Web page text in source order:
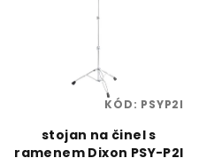
stojan na činel s
ramenem Dixon PSY-P2I
KÓD: PSYP2I